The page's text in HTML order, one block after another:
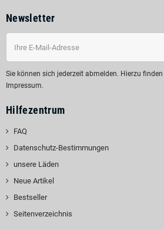
Newsletter
Sie können sich jederzeit abmelden. Hierzu
Impressum.
Hilfezentrum
FAQ
Datenschutz-Bestimmungen
unsere Läden
Neue Artikel
Bestseller
Seitenverzeichnis